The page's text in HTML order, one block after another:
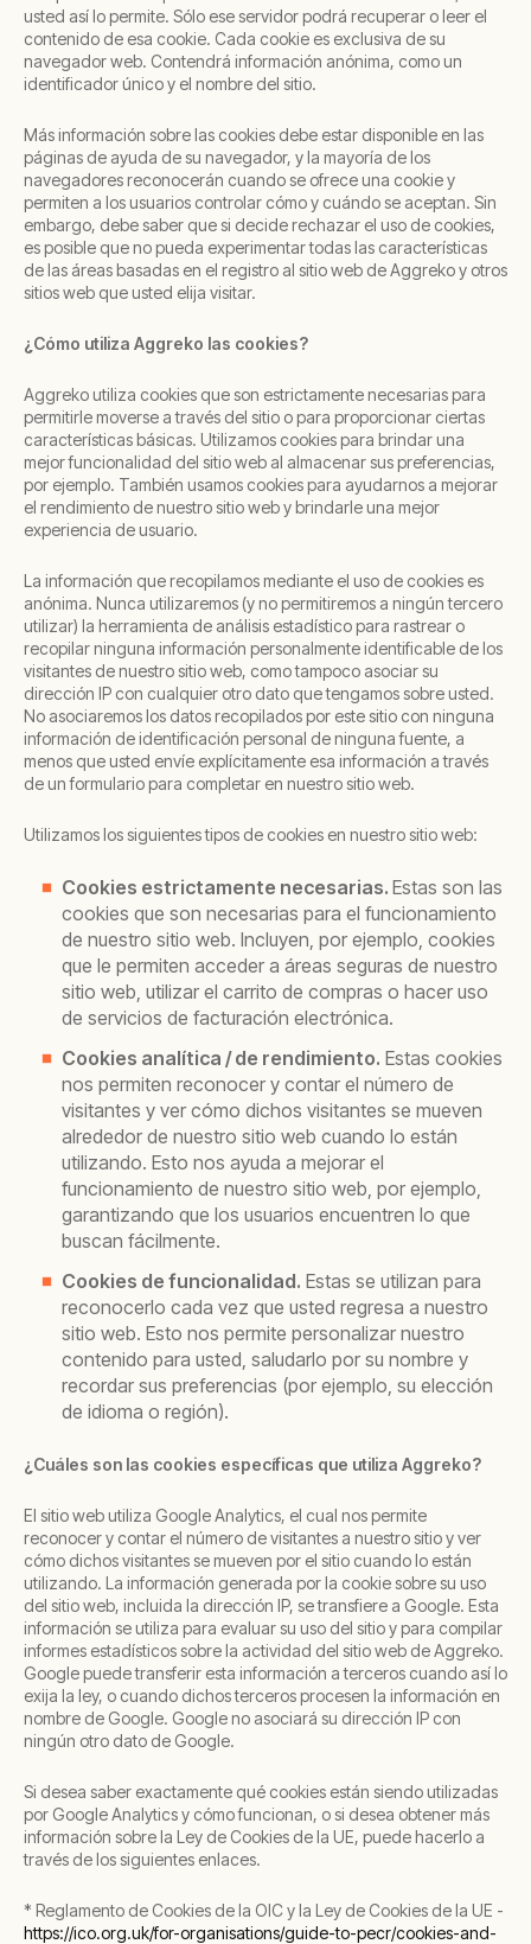
usted así lo permite. Sólo ese servidor podrá recuperar o leer el
contenido de esa cookie. Cada cookie es exclusiva de su
navegador web. Contendrá información anónima, como un
identificador único y el nombre del sitio.
Más información sobre las cookies debe estar disponible en las
páginas de ayuda de su navegador, y la mayoría de los
navegadores reconocerán cuando se ofrece una cookie y
permiten a los usuarios controlar cómo y cuándo se aceptan. Sin
embargo, debe saber que si decide rechazar el uso de cookies,
es posible que no pueda experimentar todas las características
de las áreas basadas en el registro al sitio web de Aggreko y otros
sitios web que usted elija visitar.
¿Cómo utiliza Aggreko las cookies?
Aggreko utiliza cookies que son estrictamente necesarias para
permitirle moverse a través del sitio o para proporcionar ciertas
características básicas. Utilizamos cookies para brindar una
mejor funcionalidad del sitio web al almacenar sus preferencias,
por ejemplo. También usamos cookies para ayudarnos a mejorar
el rendimiento de nuestro sitio web y brindarle una mejor
experiencia de usuario.
La información que recopilamos mediante el uso de cookies es
anónima. Nunca utilizaremos (y no permitiremos a ningún tercero
utilizar) la herramienta de análisis estadístico para rastrear o
recopilar ninguna información personalmente identificable de los
visitantes de nuestro sitio web, como tampoco asociar su
dirección IP con cualquier otro dato que tengamos sobre usted.
No asociaremos los datos recopilados por este sitio con ninguna
información de identificación personal de ninguna fuente, a
menos que usted envíe explícitamente esa información a través
de un formulario para completar en nuestro sitio web.
Utilizamos los siguientes tipos de cookies en nuestro sitio web:
Cookies estrictamente necesarias. Estas son las
cookies que son necesarias para el funcionamiento
de nuestro sitio web. Incluyen, por ejemplo, cookies
que le permiten acceder a áreas seguras de nuestro
sitio web, utilizar el carrito de compras o hacer uso
de servicios de facturación electrónica.
Cookies analítica / de rendimiento. Estas cookies
nos permiten reconocer y contar el número de
visitantes y ver cómo dichos visitantes se mueven
alrededor de nuestro sitio web cuando lo están
utilizando. Esto nos ayuda a mejorar el
funcionamiento de nuestro sitio web, por ejemplo,
garantizando que los usuarios encuentren lo que
buscan fácilmente.
Cookies de funcionalidad. Estas se utilizan para
reconocerlo cada vez que usted regresa a nuestro
sitio web. Esto nos permite personalizar nuestro
contenido para usted, saludarlo por su nombre y
recordar sus preferencias (por ejemplo, su elección
de idioma o región).
¿Cuáles son las cookies específicas que utiliza Aggreko?
El sitio web utiliza Google Analytics, el cual nos permite
reconocer y contar el número de visitantes a nuestro sitio y ver
cómo dichos visitantes se mueven por el sitio cuando lo están
utilizando. La información generada por la cookie sobre su uso
del sitio web, incluida la dirección IP, se transfiere a Google. Esta
información se utiliza para evaluar su uso del sitio y para compilar
informes estadísticos sobre la actividad del sitio web de Aggreko.
Google puede transferir esta información a terceros cuando así lo
exija la ley, o cuando dichos terceros procesen la información en
nombre de Google. Google no asociará su dirección IP con
ningún otro dato de Google.
Si desea saber exactamente qué cookies están siendo utilizadas
por Google Analytics y cómo funcionan, o si desea obtener más
información sobre la Ley de Cookies de la UE, puede hacerlo a
través de los siguientes enlaces.
* Reglamento de Cookies de la OIC y la Ley de Cookies de la UE -
https://ico.org.uk/for-organisations/guide-to-pecr/cookies-and-